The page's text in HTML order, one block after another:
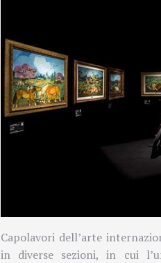
Capolavori dell’arte
in diverse sezioni, in cui